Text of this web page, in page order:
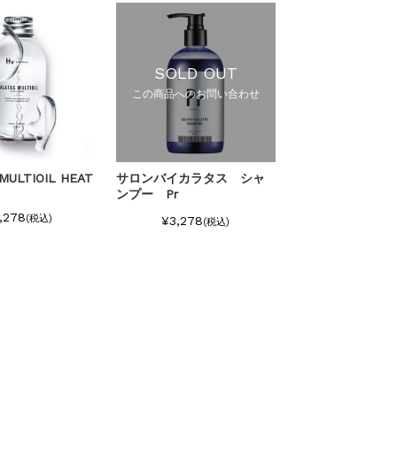
HEAT
(税込)
SOLD OUT
この商品へのお問い合わせ
サロンバイカラタス シャ
ンプー Pr
¥3,278(税込)